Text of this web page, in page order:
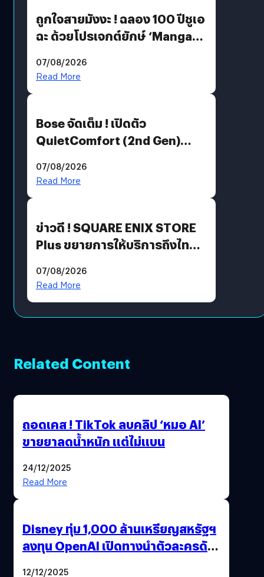
ถูกใจสายมังงะ ! ฉลอง 100 ปีชูเอ
ฉะ ด้วยโปรเจกต์ยักษ์ ‘Manga
มีภาษาไทยด้วย
07/08/2026
Read More
Bose จัดเต็ม ! เปิดตัว
QuietComfort (2nd Gen)
07/08/2026
Read More
ข่าวดี ! SQUARE ENIX STORE
Plus ขยายการให้บริการถึงไทย
โดยตรง
07/08/2026
Read More
Related Content
ถอดเคส ! TikTok ลบคลิป ‘หมอ AI’
ขายยาลดน้ำหนัก แต่ไม่แบน
24/12/2025
Read More
Disney ทุ่ม 1,000 ล้านเหรียญสหรัฐฯ
ลงทุน OpenAI เปิดทางนำตัวละครดัง
12/12/2025